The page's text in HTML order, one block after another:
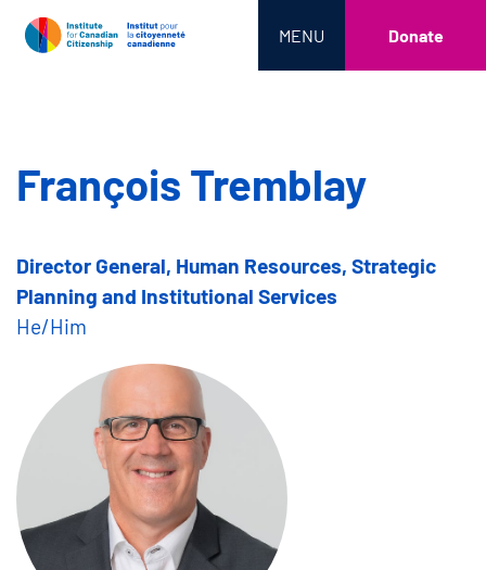
MENU Donate
François Tremblay
Director General, Human Resources, Strategic
Planning and Institutional Services
He/Him